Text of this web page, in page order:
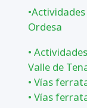
•
Ordesa
•
Valle de
• Vías
• Vías